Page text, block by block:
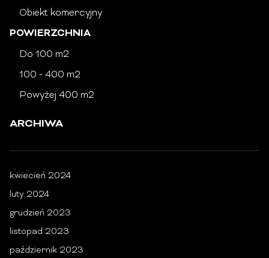
Obiekt komercyjny
POWIERZCHNIA
Do 100 m2
100 - 400 m2
Powyżej 400 m2
ARCHIWA
kwiecień 2024
luty 2024
grudzień 2023
listopad 2023
październik 2023